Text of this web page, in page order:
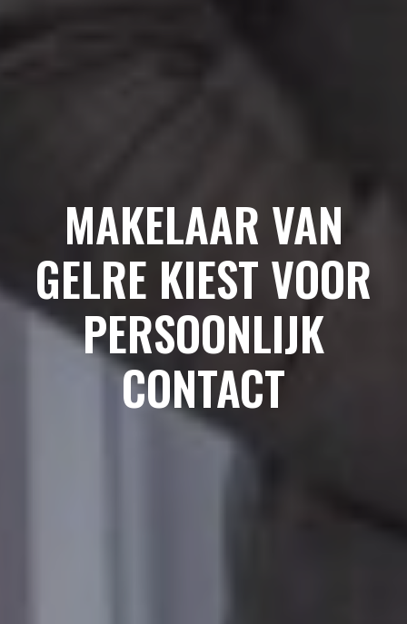
MAKELAAR VAN
GELRE KIEST VOOR
PERSOONLIJK
CONTACT